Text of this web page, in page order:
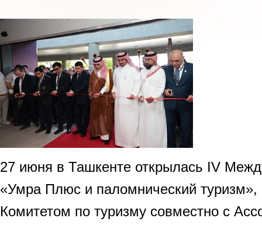
27 июня в Ташкенте открылась IV
«Умра Плюс и паломнический туризм»,
Комитетом по туризму совместно с